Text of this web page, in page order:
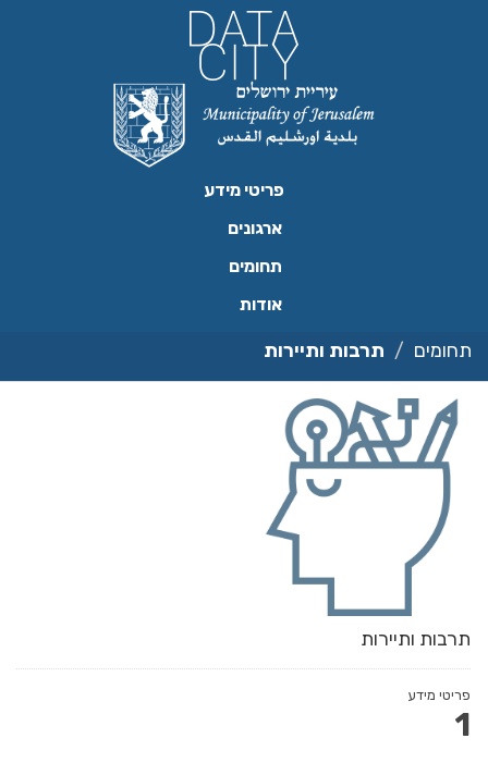
פריטי מידע
ארגונים
תחומים
אודות
תחומים תרבות ותיירות
תרבות ותיירות
פריטי מידע
1